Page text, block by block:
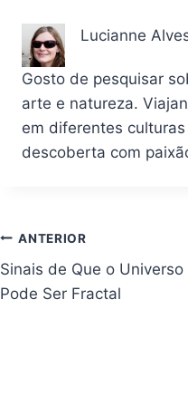
Lucianne
Gosto de pesquisar
arte e natureza.
em diferentes
descoberta com
Navegação
de
ANTERIOR
Sinais de Que o Universo
Pode Ser Fractal